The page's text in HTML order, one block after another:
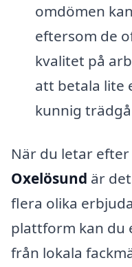
omdömen
eftersom de
kvalitet på
att betala lite
kunnig
När du letar efter
Oxelösund är
flera olika
plattform kan du
från lokala